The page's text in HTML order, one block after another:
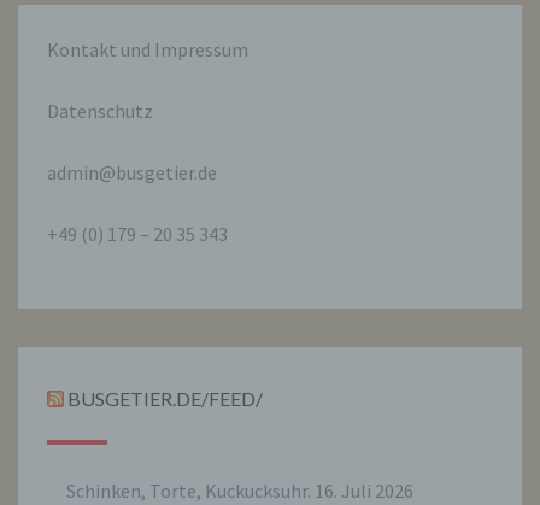
Kontakt und Impressum
Datenschutz
admin@busgetier.de
+49 (0) 179 – 20 35 343
BUSGETIER.DE/FEED/
Schinken, Torte, Kuckucksuhr. 16. Juli 2026
Stelle, der personenbezogene Daten
es sich bei ihr um einen Dritten handelt oder
dem Unionsrecht oder dem Recht der
personenbezogene Daten erhalten, gelten
jedoch nicht als Empfänger.
und den Personen, die unter der
Verantwortlichen oder des
personenbezogenen Daten zu verarbeiten.